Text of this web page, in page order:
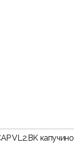
VL2,BK капучино